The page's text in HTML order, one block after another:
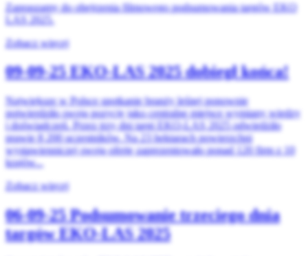
Zapraszamy do obejrzenia filmowego podsumowania targów EKO
LAS 2025.
Zobacz więcej
09-09-25EKO-LAS 2025 dobiegł końca!
Największe w Polsce spotkanie branży leśnej ponownie
potwierdziło swoją pozycję jako centralne miejsce wymiany wiedzy
i doświadczeń. Przez trzy dni targi EKO-LAS 2025 odwiedziło
prawie 8 200 uczestników. Na 23 hektarach powierzchni
wystawienniczej swoją ofertę zaprezentowało ponad 120 firm z 10
krajów...
Zobacz więcej
06-09-25Podsumowanie trzeciego dnia
targów EKO-LAS 2025